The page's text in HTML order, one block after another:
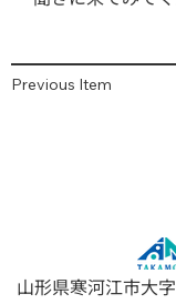
Previous Item
山形県寒河江市大